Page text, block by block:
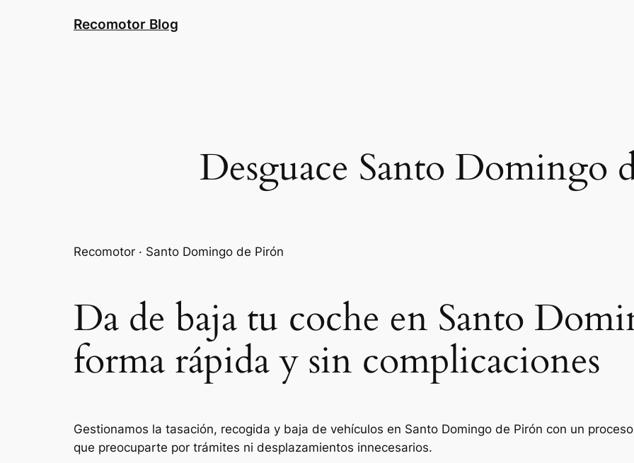
Recomotor Blog
Desguace Santo Domingo
Recomotor · Santo Domingo de Pirón
Da de baja tu coche en Santo
forma rápida y sin complicaciones
Gestionamos la tasación, recogida y baja de vehículos en Santo Domingo de Pirón con un
que preocuparte por trámites ni desplazamientos innecesarios.